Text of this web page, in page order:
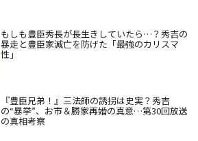
もしも豊臣秀長が長生きしていたら…？秀吉の
暴走と豊臣家滅亡を防げた「最強のカリスマ
性」
『豊臣兄弟！』三法師の誘拐は史実？秀吉
の“暴挙”、お市＆勝家再婚の真意…第30回放送
の真相考察